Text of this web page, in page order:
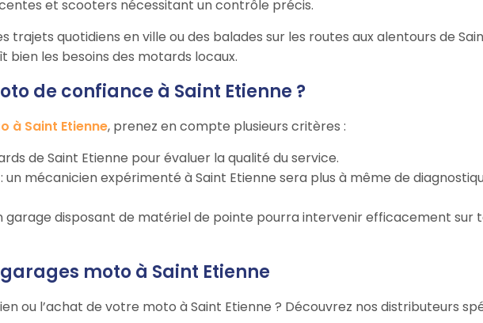
et scooters nécessitant un contrôle précis.
trajets quotidiens en ville ou des balades sur les routes aux alentours de
bien les besoins des motards locaux.
de confiance à Saint Etienne ?
à Saint Etienne, prenez en compte plusieurs critères :
de Saint Etienne pour évaluer la qualité du service.
un mécanicien expérimenté à Saint Etienne sera plus à même de
garage disposant de matériel de pointe pourra intervenir efficacement sur
moto à Saint Etienne
ou l’achat de votre moto à Saint Etienne ? Découvrez nos distributeurs